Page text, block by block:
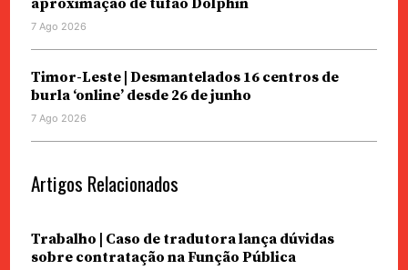
7 Ago 2026
Timor-Leste | Desmantelados 16 centros de
burla ‘online’ desde 26 de junho
7 Ago 2026
Artigos Relacionados
Trabalho | Caso de tradutora lança dúvidas
sobre contratação na Função Pública